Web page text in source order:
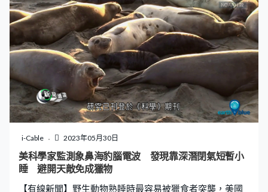
種環保元素，以減少碳足跡和能源消耗。 蓋亞樓高6層，
佔地逾46萬呎，即約6個足球場，主要建築材料為複合木
材，木材預先在工場加工，以減少施工期間的碳足跡。為
了環保，木材表面並無任何保護塗層或油漆，但橫樑上額
外鋪了一層木，一旦發生火災，表面的木先被燒焦，保護
裡面的橫樑建築結構不會受損，所有木材的來源符合可持
續發展，碳足跡少過一般混凝土建築。外牆則採用大量玻
璃，以最大限度引入自然光，有日照時室內基本上不用開
燈，加上多個陽台和通風井等開放區域，可引入自然風以
降低溫度，減少能源消耗。蓋亞屋頂安裝的太陽能板據報
每年可生產逾50萬度電，足夠供應校舍的耗電量有餘，獲
新加坡政府評為綠色建築獎最高級別的「綠色標章白金零
i-Cable 2023年05月30日
美科學家監測象鼻海豹腦電波 發現靠深潛閉氣短暫小
睡 避開天敵免成獵物
【有線新聞】野生動物熟睡時最容易被獵食者突襲，美國